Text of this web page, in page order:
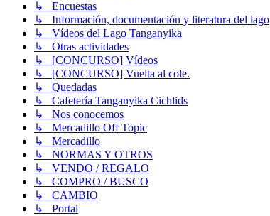
↳ Encuestas
↳ Información, documentación y literatura del lago
↳ Vídeos del Lago Tanganyika
↳ Otras actividades
↳ [CONCURSO] Vídeos
↳ [CONCURSO] Vuelta al cole.
↳ Quedadas
↳ Cafetería Tanganyika Cichlids
↳ Nos conocemos
↳ Mercadillo Off Topic
↳ Mercadillo
↳ NORMAS Y OTROS
↳ VENDO / REGALO
↳ COMPRO / BUSCO
↳ CAMBIO
↳ Portal